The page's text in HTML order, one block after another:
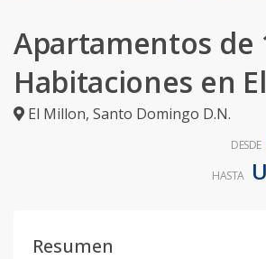
Apartamentos de
Habitaciones en
El Millon, Santo Domingo D.N.
DESDE
HASTA
Resumen